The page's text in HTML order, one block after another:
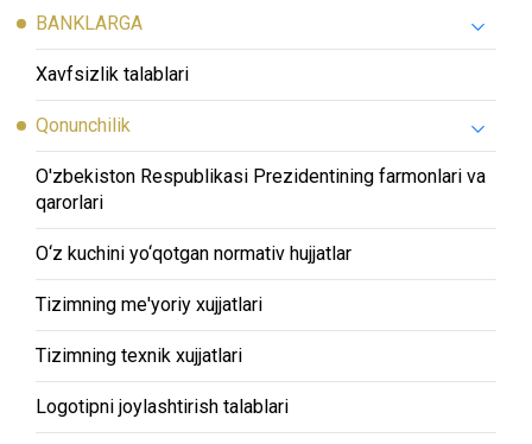
BANKLARGA
Xavfsizlik talablari
Qonunchilik
O'zbekiston Respublikasi Prezidentining farmonlari va
qarorlari
O‘z kuchini yo‘qotgan normativ hujjatlar
Tizimning me'yoriy xujjatlari
Tizimning texnik xujjatlari
Logotipni joylashtirish talablari